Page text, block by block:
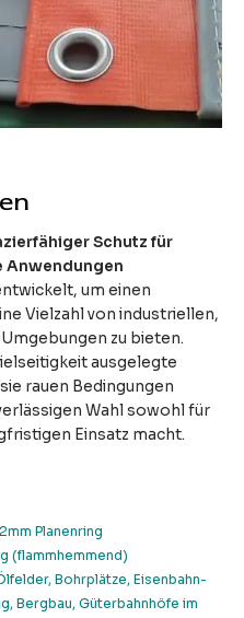
Schutz für
Anwendungen
um einen
Vielzahl von industriellen,
zu bieten.
ausgelegte
rauen Bedingungen
Wahl sowohl für
Einsatz macht.
Planenring
(flammhemmend)
Bohrplätze, Eisenbahn-
Bergbau, Güterbahnhöfe im